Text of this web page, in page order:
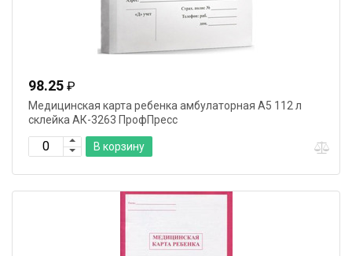
98.25 ₽
Медицинская карта ребенка амбулаторная А5 112 л
склейка АК-3263 ПрофПресс
В корзину